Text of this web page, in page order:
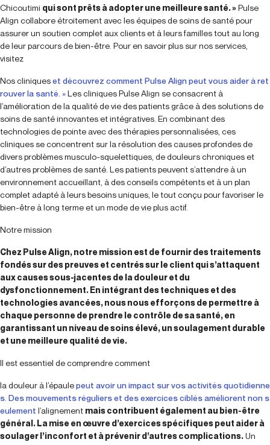
Chicoutimi qui sont prêts à adopter une meilleure santé. » Pulse
Align collabore étroitement avec les équipes de soins de santé pour
assurer un soutien complet aux clients et à leurs familles tout au long
de leur parcours de bien-être. Pour en savoir plus sur nos services,
visitez
Nos cliniqueset découvrez comment Pulse Align peut vous aider à ret
rouver la santé. »Les cliniques Pulse Align se consacrent à
l’amélioration de la qualité de vie des patients grâce à des solutions de
soins de santé innovantes et intégratives. En combinant des
technologies de pointe avec des thérapies personnalisées, ces
cliniques se concentrent sur la résolution des causes profondes de
divers problèmes musculo-squelettiques, de douleurs chroniques et
d’autres problèmes de santé. Les patients peuvent s’attendre à un
environnement accueillant, à des conseils compétents et à un plan
complet adapté à leurs besoins uniques, le tout conçu pour favoriser le
bien-être à long terme et un mode de vie plus actif.
Notre mission
Chez Pulse Align, notre mission est de fournir des traitements
fondés sur des preuves et centrés sur le client qui s’attaquent
aux causes sous-jacentes de la douleur et du
dysfonctionnement. En intégrant des techniques et des
technologies avancées, nous nous efforçons de permettre à
chaque personne de prendre le contrôle de sa santé, en
garantissant un niveau de soins élevé, un soulagement durable
et une meilleure qualité de vie.
Il est essentiel de comprendre comment
la douleur à l’épaulepeut avoir un impact sur vos activités quotidienne
s. Des mouvements réguliers et des exercices ciblés améliorent non s
eulement l’alignement mais contribuent également au bien-être
général. La mise en œuvre d’exercices spécifiques peut aider à
soulager l’inconfort et à prévenir d’autres complications.Un